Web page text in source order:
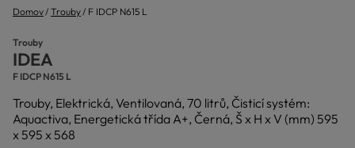
Domov Trouby F IDCP N615 L
Trouby
IDEA
F IDCP N615 L
Trouby, Elektrická, Ventilovaná, 70 litrů, Čisticí systém:
Aquactiva, Energetická třída A+, Černá, Š x H x V (mm) 595
x 595 x 568